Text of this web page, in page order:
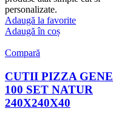
personalizate.
Adaugă la favorite
Adaugă în coș
Compară
CUTII PIZZA
100 SET NATUR
240X240X40